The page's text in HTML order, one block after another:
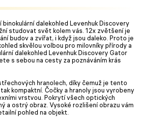
binokulární dalekohled Levenhuk Discovery
studovat svět kolem vás. 12x zvětšení je
budov a zvířat, i když jsou daleko. Proto je
skvělou volbou pro milovníky přírody a
dalekohled Levenhuk Discovery Gator
s sebou na cesty za poznáváním krás
hranolech, díky čemuž je tento
kompaktní. Čočky a hranoly jsou vyrobeny
vrstvou. Pokrytí všech optických
a ostrý obraz. Vysoké rozlišení obrazu vám
pohled na objekt.